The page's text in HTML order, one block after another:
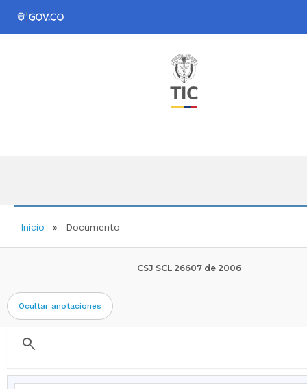
Inicio Documento
CSJ SCL 26607 de 2006
Ocultar anotaciones
search